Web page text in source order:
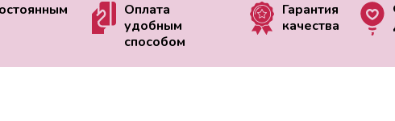
Оплата
удобным
способом
Гарантия
качества